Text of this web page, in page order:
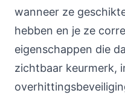
wanneer ze
hebben en je ze
eigenschappen die
zichtbaar keurmerk,